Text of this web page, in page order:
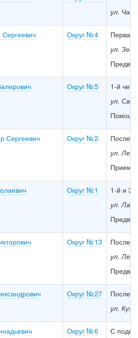
ул.
Округ № 4
Первая
ул.
Округ № 5
1-й
ул.
Сергеевич Округ № 2
ул.
Прием
Округ № 1
1-й и 3-
ул.
Округ № 13
ул.
Округ № 27
ул.
Округ № 6
С